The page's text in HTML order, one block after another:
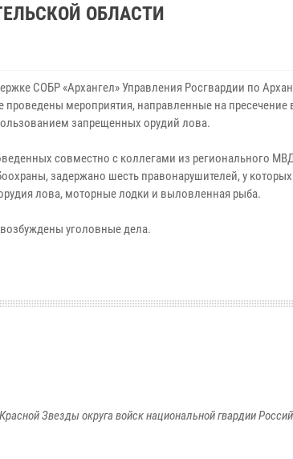
ОБЛАСТИ
СОБР «Архангел» Управления Росгвардии по
проведены мероприятия, направленные на
запрещенных орудий лова.
совместно с коллегами из регионального
задержано шесть правонарушителей, у
лова, моторные лодки и выловленная рыба.
уголовные дела.
Звезды округа войск национальной гвардии